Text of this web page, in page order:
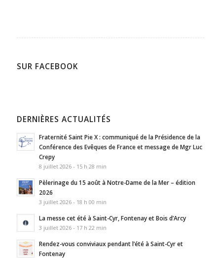
SUR FACEBOOK
DERNIÈRES ACTUALITÉS
Fraternité Saint Pie X : communiqué de la Présidence de la
Conférence des Evêques de France et message de Mgr Luc
Crepy
8 juillet 2026 - 15 h 28 min
Pèlerinage du 15 août à Notre-Dame de la Mer – édition
2026
3 juillet 2026 - 18 h 00 min
La messe cet été à Saint-Cyr, Fontenay et Bois d’Arcy
3 juillet 2026 - 17 h 22 min
Rendez-vous conviviaux pendant l’été à Saint-Cyr et
Fontenay